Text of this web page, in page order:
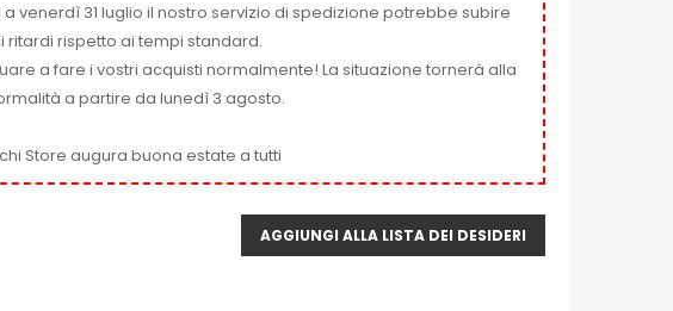
venerdì 31 luglio il nostro servizio di spedizione potrebbe subire
ritardi rispetto ai tempi standard.
a fare i vostri acquisti normalmente! La situazione tornerà alla
a partire da lunedì 3 agosto.
Store augura buona estate a tutti
AGGIUNGI ALLA LISTA DEI DESIDERI